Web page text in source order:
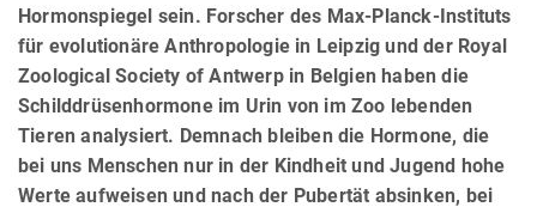
Hormonspiegel sein. Forscher des Max-Planck-Instituts
für evolutionäre Anthropologie in Leipzig und der Royal
Zoological Society of Antwerp in Belgien haben die
Schilddrüsenhormone im Urin von im Zoo lebenden
Tieren analysiert. Demnach bleiben die Hormone, die
bei uns Menschen nur in der Kindheit und Jugend hohe
Werte aufweisen und nach der Pubertät absinken, bei